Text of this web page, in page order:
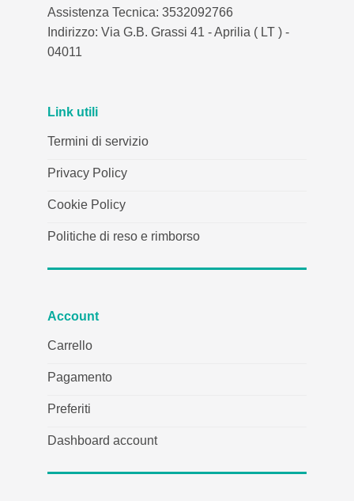
Assistenza Tecnica: 3532092766
Indirizzo: Via G.B. Grassi 41 - Aprilia ( LT ) -
04011
Link utili
Termini di servizio
Privacy Policy
Cookie Policy
Politiche di reso e rimborso
Account
Carrello
Pagamento
Preferiti
Dashboard account